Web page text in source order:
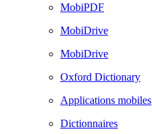
MobiPDF
MobiDrive
MobiDrive
Oxford Dictionary
Applications mobiles
Dictionnaires